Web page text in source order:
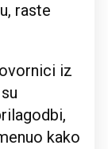
raste
iz
kako